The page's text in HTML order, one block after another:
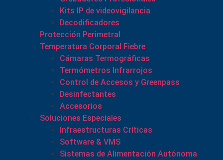
Kits IP de videovigilancia
Decodificadores
Protección Perimetral
Temperatura Corporal Fiebre
Cámaras Termográficas
Termómetros Infrarrojos
Control de Accesos y Greenpass
Desinfectantes
Accesorios
Soluciones Especiales
Infraestructuras Críticas
Software & VMS
Sistemas de Alimentación Autónoma